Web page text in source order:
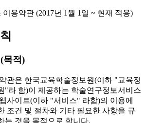
용약관 (2017년 1월 1일 ~ 현재 적용)
목적)
관은 한국교육학술정보원(이하 "교육정
"라 함)이 제공하는 학술연구정보서비스
사이트(이하 "서비스" 라함)의 이용에
조건 및 절차와 기타 필요한 사항을 규
는 것을 목적으로 합니다.